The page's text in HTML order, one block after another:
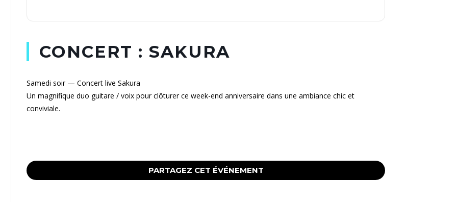
CONCERT : SAKURA
Samedi soir — Concert live Sakura
Un magnifique duo guitare / voix pour clôturer ce week-end anniversaire dans une ambiance chic et
conviviale.
PARTAGEZ CET ÉVÉNEMENT